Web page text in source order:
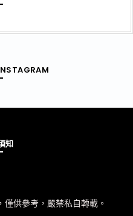
知
供參考，嚴禁私自轉載。